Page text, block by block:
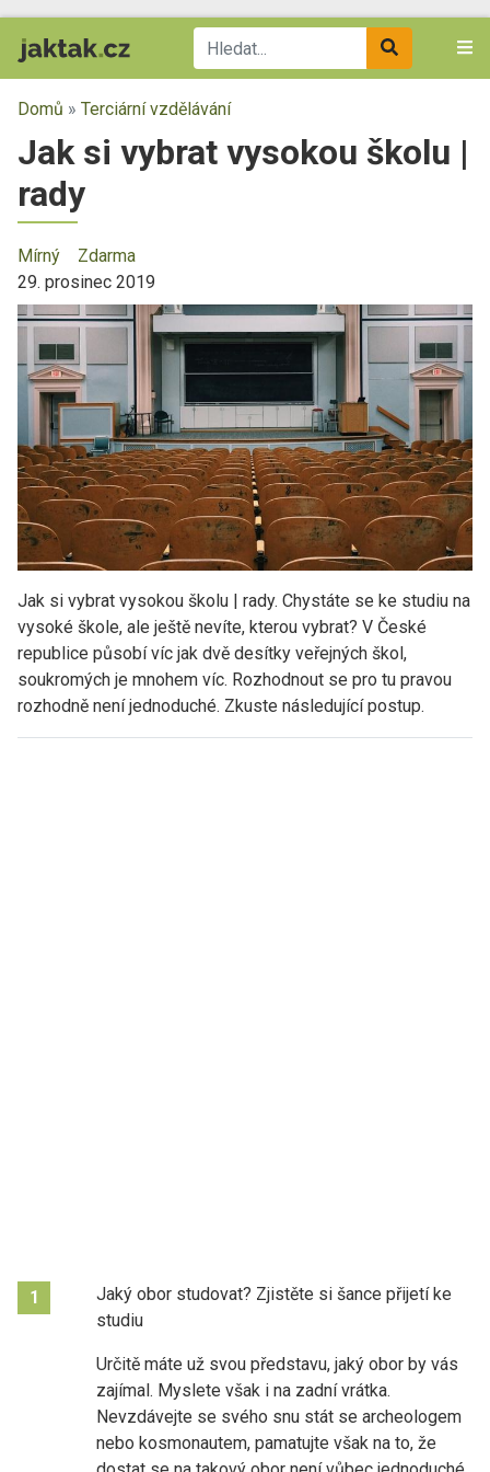
Domů » Terciární vzdělávání
Jak si vybrat vysokou školu |
rady
Mírný
Zdarma
29. prosinec 2019
Jak si vybrat vysokou školu | rady. Chystáte se ke studiu na
vysoké škole, ale ještě nevíte, kterou vybrat? V České
republice působí víc jak dvě desítky veřejných škol,
soukromých je mnohem víc. Rozhodnout se pro tu pravou
rozhodně není jednoduché. Zkuste následující postup.
1
Jaký obor studovat? Zjistěte si šance přijetí ke
studiu
Určitě máte už svou představu, jaký obor by vás
zajímal. Myslete však i na zadní vrátka.
Nevzdávejte se svého snu stát se archeologem
nebo kosmonautem, pamatujte však na to, že